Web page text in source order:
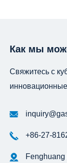
Как мы
Свяжитесь с
+86-27-